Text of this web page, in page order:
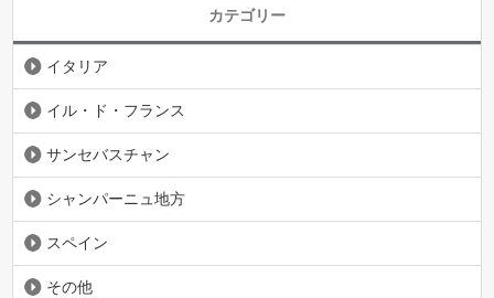
カテゴリー
イタリア
イル・ド・フランス
サンセバスチャン
シャンパーニュ地方
スペイン
その他